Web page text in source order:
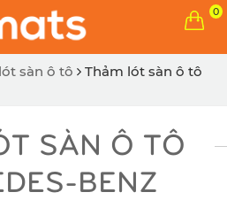
0
sàn ô tô
Thảm lót sàn ô tô
SÀN Ô TÔ
BENZ